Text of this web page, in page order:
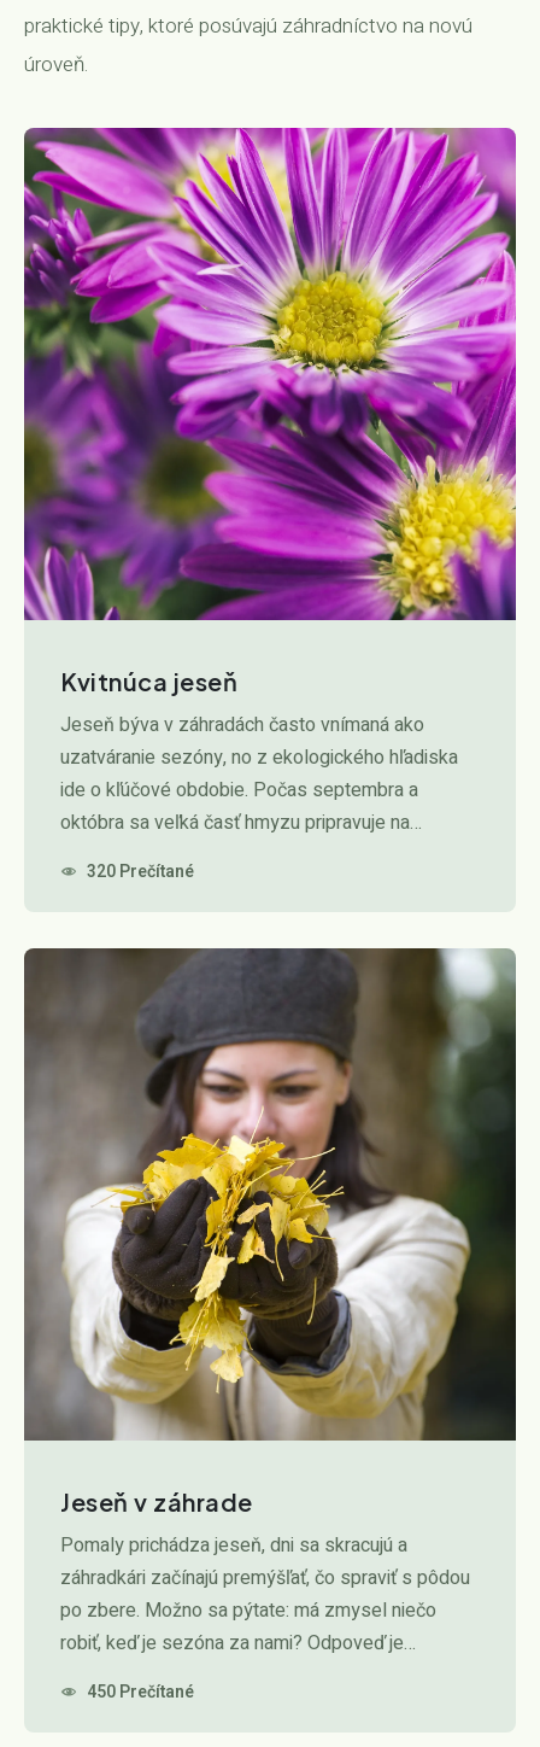
praktické tipy, ktoré posúvajú záhradníctvo na novú
úroveň.
Kvitnúca jeseň
Jeseň býva v záhradách často vnímaná ako
uzatváranie sezóny, no z ekologického hľadiska
ide o kľúčové obdobie. Počas septembra a
októbra sa veľká časť hmyzu pripravuje na…
320 Prečítané
Jeseň v záhrade
Pomaly prichádza jeseň, dni sa skracujú a
záhradkári začínajú premýšľať, čo spraviť s pôdou
po zbere. Možno sa pýtate: má zmysel niečo
robiť, keď je sezóna za nami? Odpoveď je…
450 Prečítané